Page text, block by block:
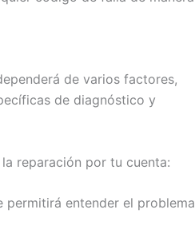
de varios factores,
de diagnóstico y
reparación por tu cuenta:
permitirá entender el problema